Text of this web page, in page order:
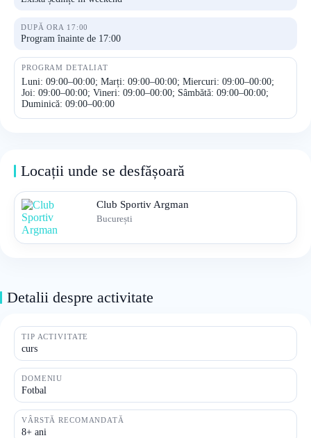
DUPĂ ORA 17:00
Program înainte de 17:00
PROGRAM DETALIAT
Luni: 09:00–00:00; Marți: 09:00–00:00; Miercuri: 09:00–00:00;
Joi: 09:00–00:00; Vineri: 09:00–00:00; Sâmbătă: 09:00–00:00;
Duminică: 09:00–00:00
Locații unde se desfășoară
Club Sportiv Argman
București
Detalii despre activitate
TIP ACTIVITATE
curs
DOMENIU
Fotbal
VÂRSTĂ RECOMANDATĂ
8+ ani